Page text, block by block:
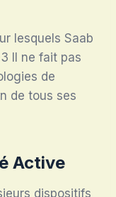
lesquels Saab
II ne fait pas
de
de tous ses
Active
dispositifs